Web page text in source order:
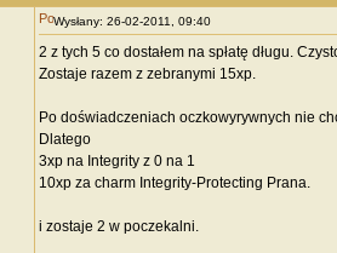
Wysłany: 26-02-2011, 09:40
2 z tych 5 co dostałem na spłatę długu.
Zostaje razem z zebranymi 15xp.
Po doświadczeniach oczkowyrywnych nie
Dlatego
3xp na Integrity z 0 na 1
10xp za charm Integrity-Protecting Prana.
i zostaje 2 w poczekalni.